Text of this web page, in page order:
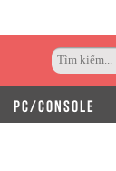
PC/CONSOLE